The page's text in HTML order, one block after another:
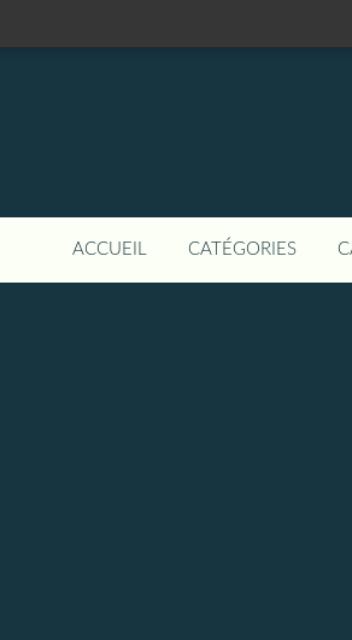
ACCUEIL CATÉGORIES